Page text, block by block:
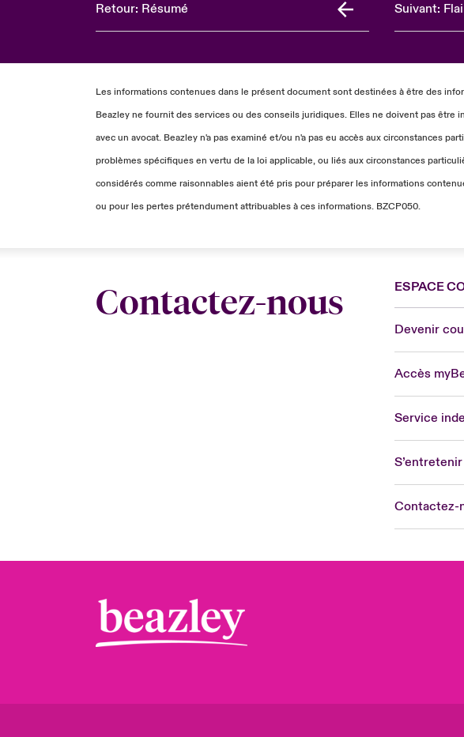
Retour: Résumé Suivant:
Les informations contenues dans le présent document sont destinées à être des
Beazley ne fournit des services ou des conseils juridiques. Elles ne doivent pas
avec un avocat. Beazley n'a pas examiné et/ou n'a pas eu accès aux circonstances
problèmes spécifiques en vertu de la loi applicable, ou liés aux circonstances
considérés comme raisonnables aient été pris pour préparer les informations
ou pour les pertes prétendument attribuables à ces informations. BZCP050.
Contactez-nous ESPACE
Devenir
Accès
Service
Contactez-